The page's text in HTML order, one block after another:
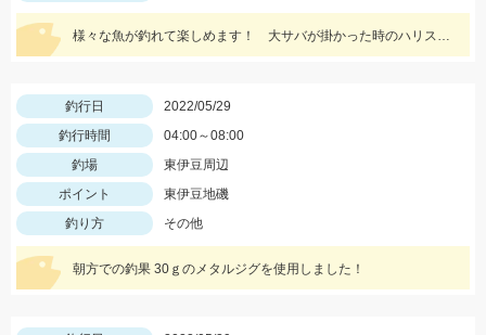
様々な魚が釣れて楽しめます！ 大サバが掛かった時のハリスの扱いにはご用心！
釣行日
2022/05/29
釣行時間
04:00～08:00
釣場
東伊豆周辺
ポイント
東伊豆地磯
釣り方
その他
朝方での釣果 30ｇのメタルジグを使用しました！